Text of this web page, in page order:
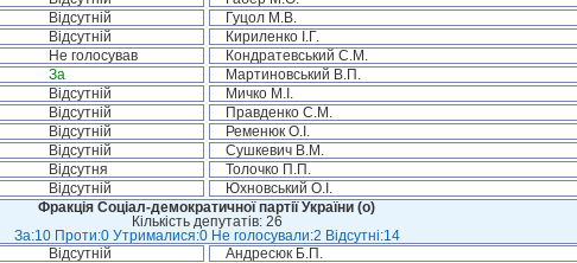
Відсутній Гуцол М.В.
Відсутній Кириленко І.Г.
Не голосував Кондратевський С.М.
За Мартиновський В.П.
Відсутній Мичко М.І.
Відсутній Правденко С.М.
Відсутній Ременюк О.І.
Відсутній Сушкевич В.М.
Відсутня Толочко П.П.
Відсутній Юхновський О.І.
Фракція Соціал-демократичної партії України (о)
Кількість депутатів: 26
За:10 Проти:0 Утрималися:0 Не голосували:2 Відсутні:14
Відсутній Андресюк Б.П.